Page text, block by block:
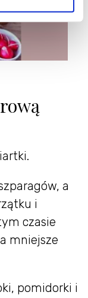
a
i
czasie
mniejsze
pomidorki i